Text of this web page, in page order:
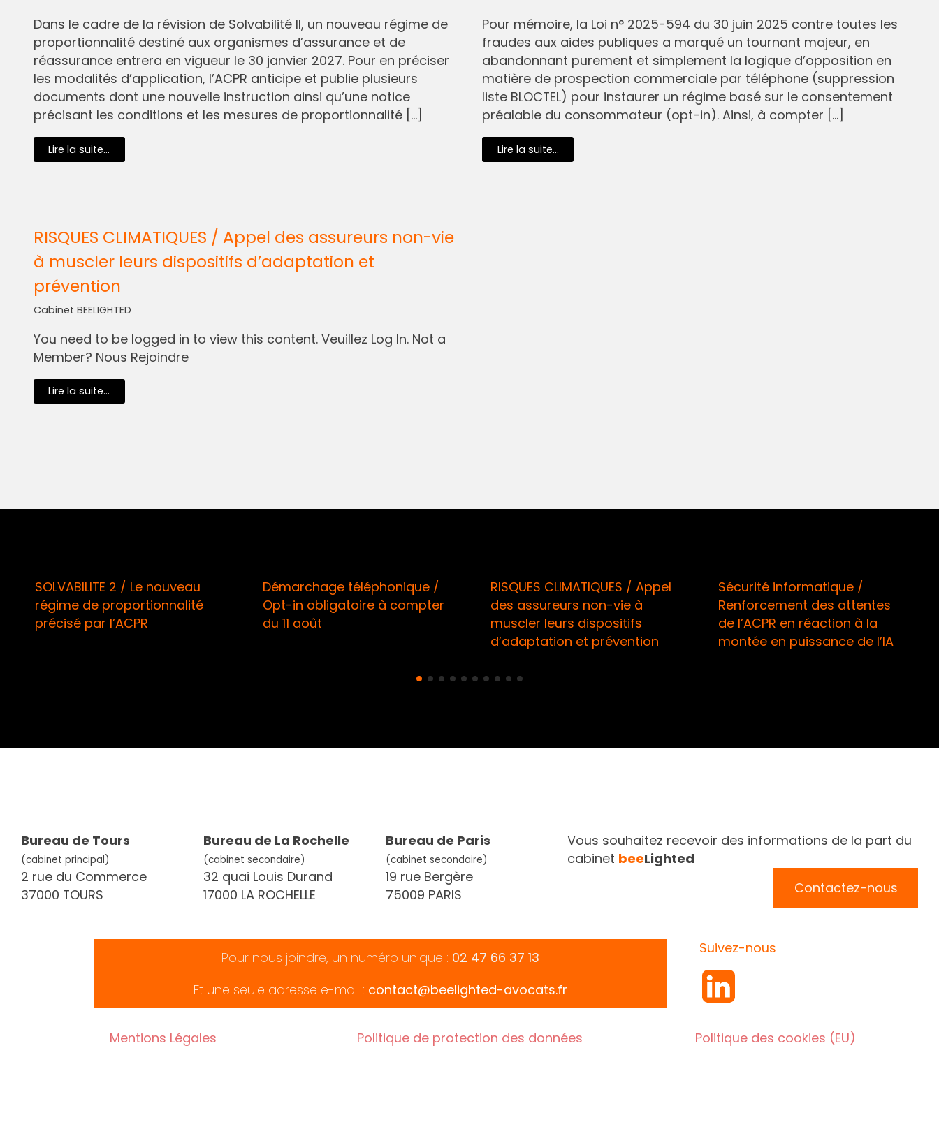
Dans le cadre de la révision de Solvabilité II, un nouveau régime de
proportionnalité destiné aux organismes d’assurance et de
réassurance entrera en vigueur le 30 janvier 2027. Pour en préciser
les modalités d’application, l’ACPR anticipe et publie plusieurs
documents dont une nouvelle instruction ainsi qu’une notice
précisant les conditions et les mesures de proportionnalité […]
Lire la suite...
Pour mémoire, la Loi n° 2025-594 du 30 juin 2025 contre toutes les
fraudes aux aides publiques a marqué un tournant majeur, en
abandonnant purement et simplement la logique d’opposition en
matière de prospection commerciale par téléphone (suppression
liste BLOCTEL) pour instaurer un régime basé sur le consentement
préalable du consommateur (opt-in). Ainsi, à compter […]
Lire la suite...
RISQUES CLIMATIQUES / Appel des assureurs non-vie
à muscler leurs dispositifs d’adaptation et
prévention
Cabinet BEELIGHTED
You need to be logged in to view this content. Veuillez Log In. Not a
Member? Nous Rejoindre
Lire la suite...
SOLVABILITE 2 / Le nouveau
régime de proportionnalité
précisé par l’ACPR
Démarchage téléphonique /
Opt-in obligatoire à compter
du 11 août
RISQUES CLIMATIQUES / Appel
des assureurs non-vie à
muscler leurs dispositifs
d’adaptation et prévention
Sécurité informatique /
Renforcement des attentes
de l’ACPR en réaction à la
montée en puissance de l’IA
Bureau de Tours
(cabinet principal)
2 rue du Commerce
37000 TOURS
Bureau de La Rochelle
(cabinet secondaire)
32 quai Louis Durand
17000 LA ROCHELLE
Bureau de Paris
(cabinet secondaire)
19 rue Bergère
75009 PARIS
Vous souhaitez recevoir des informations de la part du
cabinet beeLighted
Contactez-nous
Pour nous joindre, un numéro unique : 02 47 66 37 13
Et une seule adresse e-mail : contact@beelighted-avocats.fr
Suivez-nous
Mentions Légales Politique de protection des données Politique des cookies (EU)